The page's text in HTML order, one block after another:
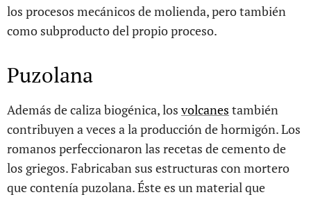
los procesos mecánicos de molienda, pero también
como subproducto del propio proceso.
Puzolana
Además de caliza biogénica, los volcanes también
contribuyen a veces a la producción de hormigón. Los
romanos perfeccionaron las recetas de cemento de
los griegos. Fabricaban sus estructuras con mortero
que contenía puzolana. Éste es un material que